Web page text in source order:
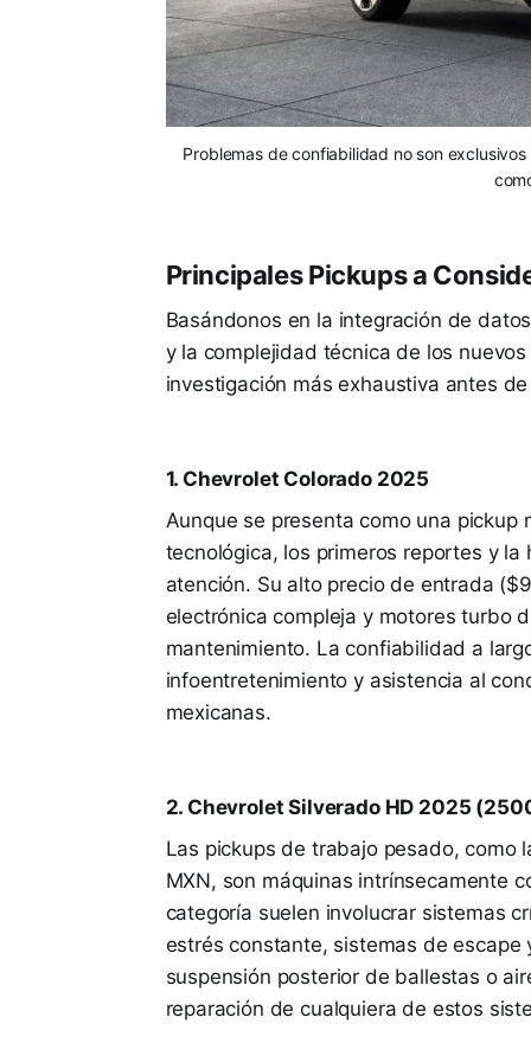
Problemas de confiabilidad no son
Principales Pickups a
Basándonos en la integración de
y la complejidad técnica de los
investigación más exhaustiva antes
1. Chevrolet Colorado 2025
Aunque se presenta como una
tecnológica, los primeros reportes y
atención. Su alto precio de entrada
electrónica compleja y motores turbo
mantenimiento. La confiabilidad a
infoentretenimiento y asistencia al
mexicanas.
2. Chevrolet Silverado HD 2025
Las pickups de trabajo pesado, como
MXN, son máquinas intrínsecamente
categoría suelen involucrar sistemas
estrés constante, sistemas de escape
suspensión posterior de ballestas o
reparación de cualquiera de estos